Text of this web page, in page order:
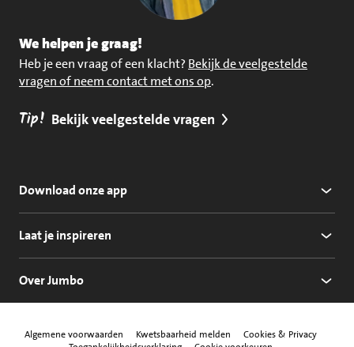
We helpen je graag!
Heb je een vraag of een klacht? Bekijk de veelgestelde
vragen of neem contact met ons op.
Tip! Bekijk veelgestelde vragen
Download onze app
Laat je inspireren
Over Jumbo
Algemene voorwaarden Kwetsbaarheid melden
Cookies & Privacy